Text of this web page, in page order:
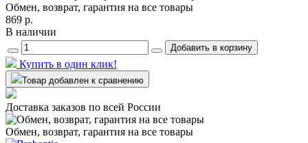
Обмен, возврат, гарантия на все товары
869 р.
В наличии
Добавить в корзину
Купить в один клик!
Товар добавлен к сравнению
Доставка заказов по всей России
Обмен, возврат, гарантия на все товары